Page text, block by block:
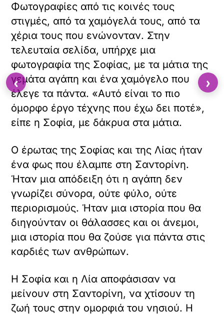
Φωτογραφίες από τις κοινές τους
στιγμές, από τα χαμόγελά τους, από τα
χέρια τους που ενώνονταν. Στην
τελευταία σελίδα, υπήρχε μια
φωτογραφία της Σοφίας, με τα μάτια της
γεμάτα αγάπη και ένα χαμόγελο που
έλεγε τα πάντα. «Αυτό είναι το πιο
όμορφο έργο τέχνης που έχω δει ποτέ»,
είπε η Σοφία, με δάκρυα στα μάτια.
Ο έρωτας της Σοφίας και της Λίας ήταν
ένα φως που έλαμπε στη Σαντορίνη.
Ήταν μια απόδειξη ότι η αγάπη δεν
γνωρίζει σύνορα, ούτε φύλο, ούτε
περιορισμούς. Ήταν μια ιστορία που θα
διηγούνταν οι θάλασσες και οι άνεμοι,
μια ιστορία που θα ζούσε για πάντα στις
καρδιές των ανθρώπων.
Η Σοφία και η Λία αποφάσισαν να
μείνουν στη Σαντορίνη, να χτίσουν τη
ζωή τους στην ομορφιά του νησιού. Η
‹ ›